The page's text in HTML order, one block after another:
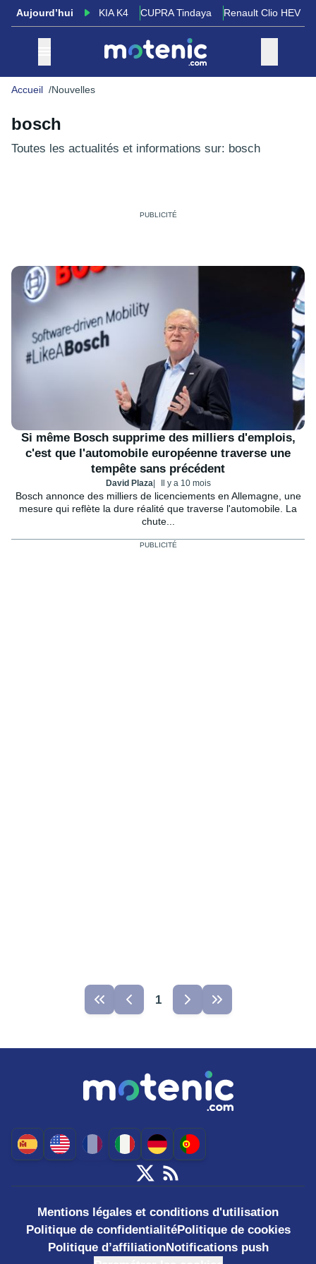
Aujourd’hui KIA K4 CUPRA Tindaya Renault Clio HEV
Accueil Nouvelles
bosch
Toutes les actualités et informations sur: bosch
Si même Bosch supprime des milliers d'emplois,
c'est que l'automobile européenne traverse une
tempête sans précédent
David Plaza Il y a 10 mois
Bosch annonce des milliers de licenciements en Allemagne, une
mesure qui reflète la dure réalité que traverse l'automobile. La
chute...
1
Mentions légales et conditions d'utilisation
Politique de confidentialitéPolitique de cookies
Politique d’affiliationNotifications push